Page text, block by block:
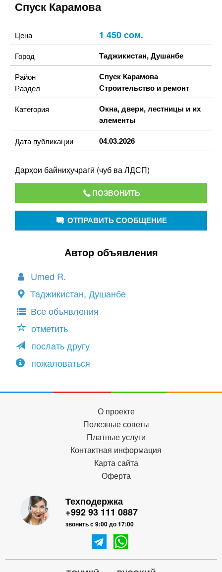
Спуск Карамова
Цена 1 450 сом.
Город Таджикистан,Душанбе
Район Спуск Карамова
Раздел Строительство и ремонт
Категория
Окна, двери, лестницы и их
элементы
Дата публикации 04.03.2026
Дарҳои байниҳуҷрагӣ (чуб ва ЛДСП)
ПОЗВОНИТЬ
ОТПРАВИТЬ СООБЩЕНИЕ
Автор объявления
Umed R.
Таджикистан, Душанбе
Все объявления
отметить
послать другу
пожаловаться
О проекте
Полезные советы
Платные услуги
Контактная информация
Карта сайта
Оферта
Техподержка
+992 93 111 0887
звонить с 9:00 до 17:00